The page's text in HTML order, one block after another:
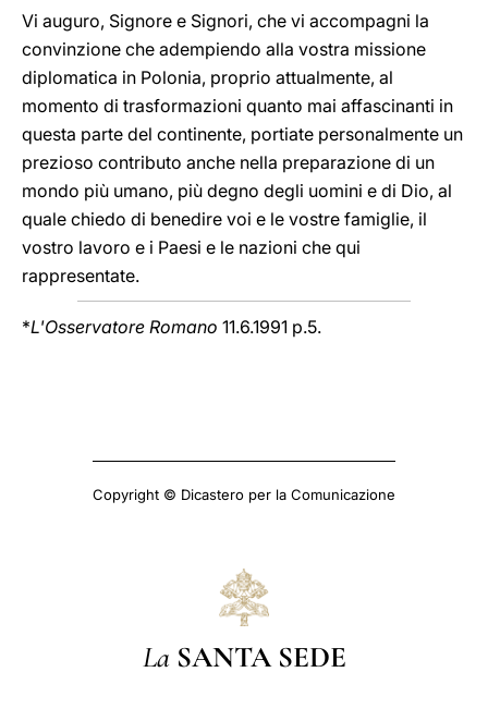
Vi auguro, Signore e Signori, che vi accompagni la
convinzione che adempiendo alla vostra missione
diplomatica in Polonia, proprio attualmente, al
momento di trasformazioni quanto mai affascinanti in
questa parte del continente, portiate personalmente un
prezioso contributo anche nella preparazione di un
mondo più umano, più degno degli uomini e di Dio, al
quale chiedo di benedire voi e le vostre famiglie, il
vostro lavoro e i Paesi e le nazioni che qui
rappresentate.
*L'Osservatore Romano 11.6.1991 p.5.
Copyright © Dicastero per la Comunicazione
La SANTA SEDE